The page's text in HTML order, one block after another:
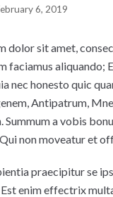
6, 2019
dolor sit amet,
faciamus aliquando;
nec honesto quic
Antipatrum,
Summum a vobis
non moveatur et
praecipitur se
enim effectrix